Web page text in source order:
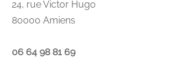
24, rue Victor Hugo
80000 Amiens
06 64 98 81 69